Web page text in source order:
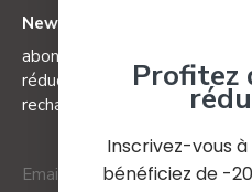
Newsletter
abonnez-vous à notre
réduction sur votre premier
recharges (non valable pour
Profitez
Inscrivez-vous
bénéficiez de -